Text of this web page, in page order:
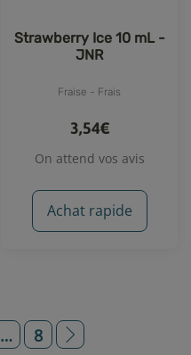
Strawberry Ice 10 mL -
JNR
Fraise - Frais
3,54€
On attend vos avis
Achat rapide
… 8